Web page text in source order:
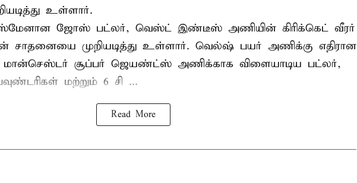
உள்ளார்.
ஜோஸ் பட்லர், வெஸ்ட் இண்டீஸ் அணியின் கிரிக்கெட் வீரர்
சாதனையை முறியடித்து உள்ளார். வெல்ஷ் பயர் அணிக்கு எதிரான
மான்செஸ்டர் சூப்பர் ஜெயண்ட்ஸ் அணிக்காக விளையாடிய பட்லர்,
மற்றும் 6 சி ...
Read More